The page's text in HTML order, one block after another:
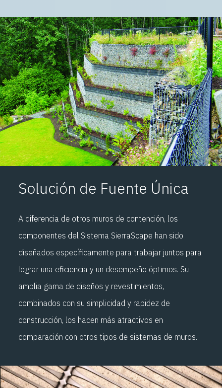
Solución de Fuente Única
A diferencia de otros muros de contención, los
componentes del Sistema SierraScape han sido
diseñados específicamente para trabajar juntos para
lograr una eficiencia y un desempeño óptimos. Su
amplia gama de diseños y revestimientos,
combinados con su simplicidad y rapidez de
construcción, los hacen más atractivos en
comparación con otros tipos de sistemas de muros.